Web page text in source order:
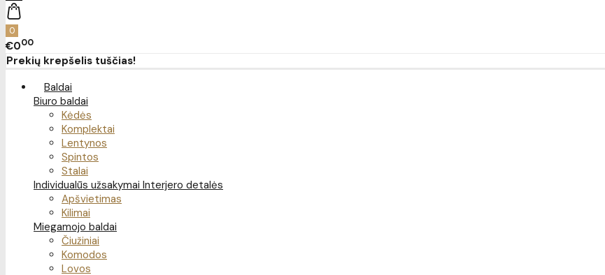
0
€000
Prekių krepšelis tuščias!
Baldai
Biuro baldai
Kėdės
Komplektai
Lentynos
Spintos
Stalai
Individualūs užsakymai Interjero detalės
Apšvietimas
Kilimai
Miegamojo baldai
Čiužiniai
Komodos
Lovos